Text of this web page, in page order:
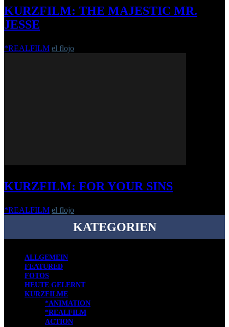
KURZFILM: THE MAJESTIC MR.
JESSE
*REALFILM el flojo
KURZFILM: FOR YOUR SINS
*REALFILM el flojo
KATEGORIEN
ALLGEMEIN
FEATURED
FOTOS
HEUTE GELERNT
KURZFILME
*ANIMATION
*REALFILM
ACTION